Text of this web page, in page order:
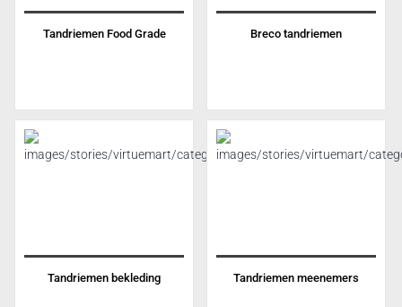
Tandriemen Food Grade Breco tandriemen
Tandriemen bekleding Tandriemen meenemers